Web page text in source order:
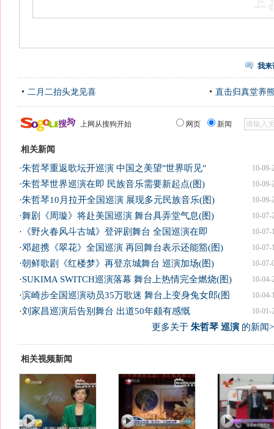
我来
二月二抬头龙见喜 直击归真堂养
上网从搜狗开始 网页 新闻
相关新闻
10-09-
·朱哲琴重返歌坛开巡演 中国之美望"世界听见"
10-09-
·朱哲琴世界巡演在即 民族音乐需要新起点(图)
10-09-
·朱哲琴10月拉开全国巡演 展现多元民族音乐(图)
10-07-
·舞剧《周璇》将赴美国巡演 舞台具弄堂气息(图)
10-07-
· 《野火春风斗古城》登评剧舞台 全国巡演在即
10-07-
·邓超携《翠花》全国巡演 再回舞台表示还能豁(图)
10-07-
·朝鲜歌剧《红楼梦》再登京城舞台 巡演加场(图)
10-04-
·SUKIMA SWITCH巡演落幕 舞台上热情完全燃烧(图)
10-04-
·滨崎步全国巡演动员35万歌迷 舞台上变身兔女郎(图
10-01-
·刘家昌巡演后告别舞台 出道50年颇有感慨
更多关于 朱哲琴 巡演的新闻
相关视频新闻